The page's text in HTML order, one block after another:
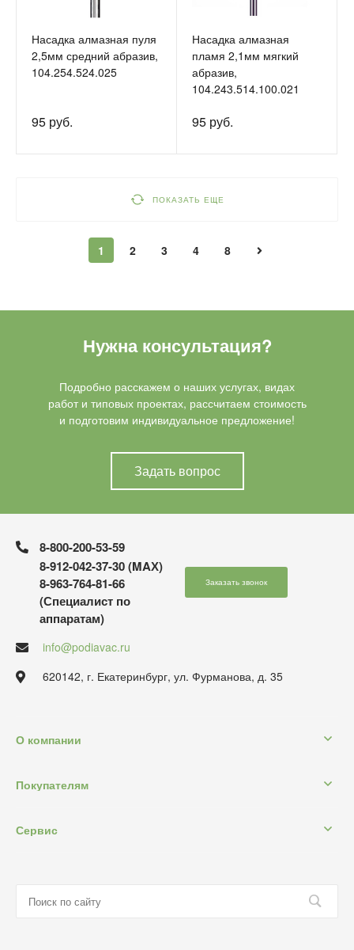
Насадка алмазная пуля
2,5мм средний абразив,
104.254.524.025
95 руб.
Насадка алмазная
пламя 2,1мм мягкий
абразив,
104.243.514.100.021
95 руб.
ПОКАЗАТЬ ЕЩЕ
1 2 3 4 8
Нужна консультация?
Подробно расскажем о наших услугах, видах
работ и типовых проектах, рассчитаем стоимость
и подготовим индивидуальное предложение!
Задать вопрос
8-800-200-53-59
8-912-042-37-30 (MAХ)
8-963-764-81-66
(Специалист по
аппаратам)
Заказать звонок
info@podiavac.ru
620142, г. Екатеринбург, ул. Фурманова, д. 35
О компании
Покупателям
Сервис